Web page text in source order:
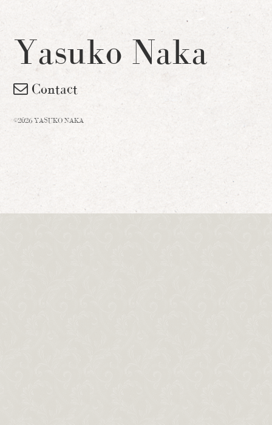
Yasuko Naka
Contact
©2026 YASUKO NAKA